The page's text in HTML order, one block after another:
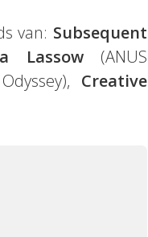
van: Subsequent
Lassow (ANUS
Creative